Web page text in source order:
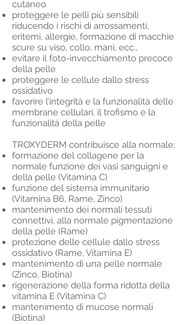
cutaneo
proteggere le pelli più sensibili
riducendo i rischi di arrossamenti,
eritemi, allergie, formazione di macchie
scure su viso, collo, mani, ecc.,
evitare il foto-invecchiamento precoce
della pelle
proteggere le cellule dallo stress
ossidativo
favorire l’integrità e la funzionalità delle
membrane cellulari, il trofismo e la
funzionalità della pelle
TROXYDERM contribuisce alla normale:
formazione del collagene per la
normale funzione dei vasi sanguigni e
della pelle (Vitamina C)
funzione del sistema immunitario
(Vitamina B6, Rame, Zinco)
mantenimento dei normali tessuti
connettivi, alla normale pigmentazione
della pelle (Rame)
protezione delle cellule dallo stress
ossidativo (Rame, Vitamina E)
mantenimento di una pelle normale
(Zinco, Biotina)
rigenerazione della forma ridotta della
vitamina E (Vitamina C)
mantenimento di mucose normali
(Biotina)